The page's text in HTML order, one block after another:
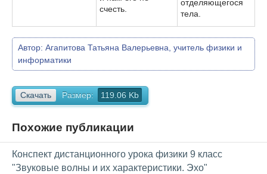
счесть.
отделяющегося
тела.
Автор: Агапитова Татьяна Валерьевна, учитель физики и
информатики
Скачать Размер: 119.06 Kb
Похожие публикации
Конспект дистанционного урока физики 9 класс
"Звуковые волны и их характеристики. Эхо"